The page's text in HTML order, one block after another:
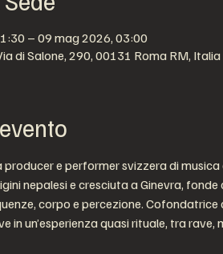
– 09 mag 2026, 03:00
di Salone, 290, 00131 Roma RM, Italia
producer e performer svizzera di
nepalesi e cresciuta a Ginevra,
corpo e percezione.
in un’esperienza quasi rituale, tra